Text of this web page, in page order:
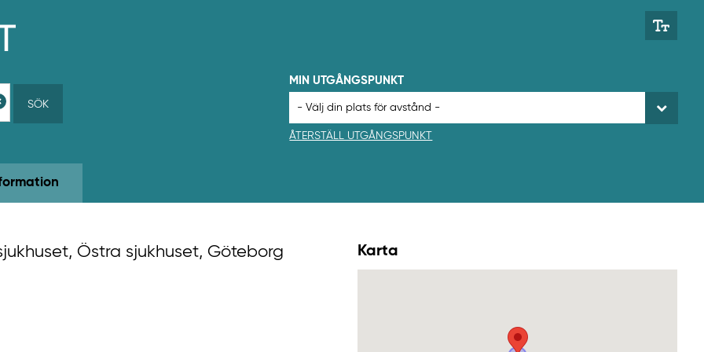
SÖK
MIN UTGÅNGSPUNKT
ÅTERSTÄLL UTGÅNGSPUNKT
Östra sjukhuset, Göteborg Karta